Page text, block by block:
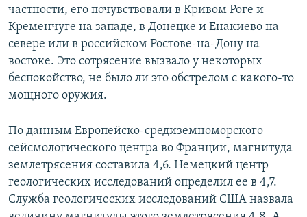
частности, его почувствовали в Кривом Роге и
Кременчуге на западе, в Донецке и Енакиево на
севере или в российском Ростове-на-Дону на
востоке. Это сотрясение вызвало у некоторых
беспокойство, не было ли это обстрелом с какого-то
мощного оружия.
По данным Европейско-средиземноморского
сейсмологического центра во Франции, магнитуда
землетрясения составила 4,6. Немецкий центр
геологических исследований определил ее в 4,7.
Служба геологических исследований США назвала